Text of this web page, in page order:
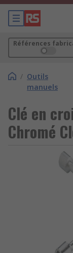
Références
/ Outils
manuels
Clé en
Chromé